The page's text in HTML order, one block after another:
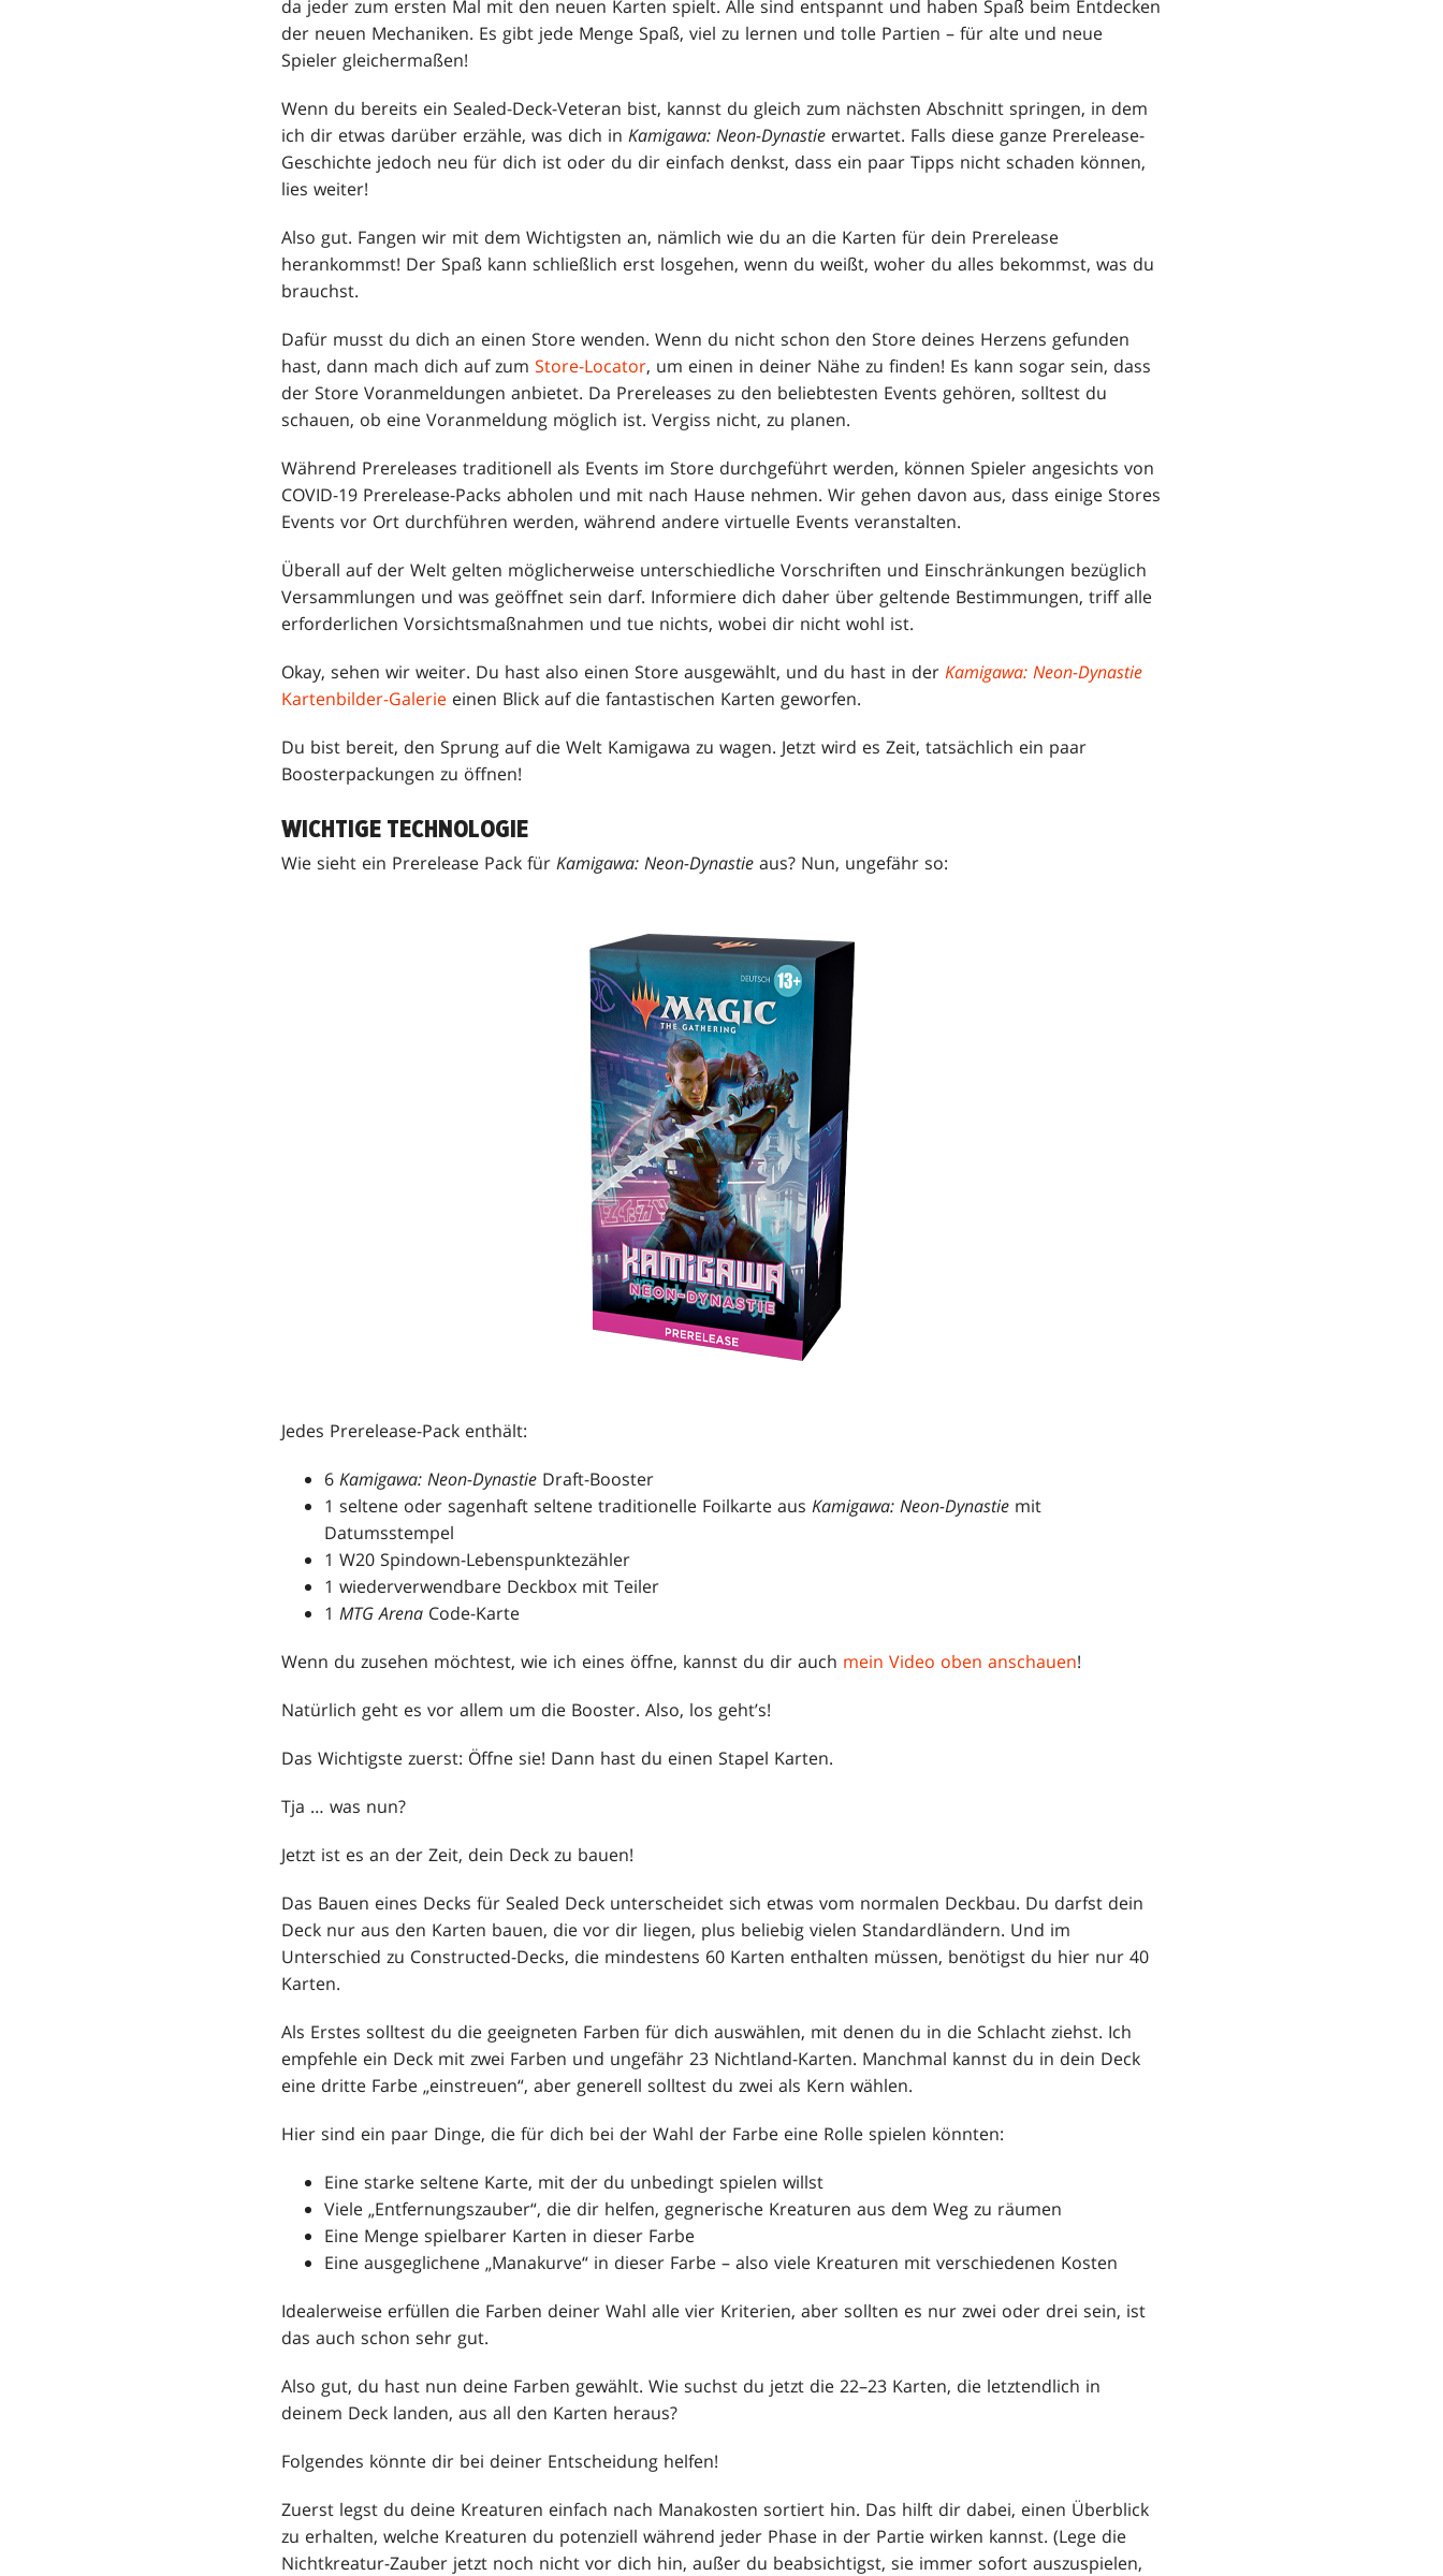
da jeder zum ersten Mal mit den neuen Karten spielt. Alle sind entspannt und haben Spaß beim Entdecken
der neuen Mechaniken. Es gibt jede Menge Spaß, viel zu lernen und tolle Partien – für alte und neue
Spieler gleichermaßen!
Wenn du bereits ein Sealed-Deck-Veteran bist, kannst du gleich zum nächsten Abschnitt springen, in dem
ich dir etwas darüber erzähle, was dich in Kamigawa: Neon-Dynastie erwartet. Falls diese ganze Prerelease-
Geschichte jedoch neu für dich ist oder du dir einfach denkst, dass ein paar Tipps nicht schaden können,
lies weiter!
Also gut. Fangen wir mit dem Wichtigsten an, nämlich wie du an die Karten für dein Prerelease
herankommst! Der Spaß kann schließlich erst losgehen, wenn du weißt, woher du alles bekommst, was du
brauchst.
Dafür musst du dich an einen Store wenden. Wenn du nicht schon den Store deines Herzens gefunden
hast, dann mach dich auf zum Store-Locator, um einen in deiner Nähe zu finden! Es kann sogar sein, dass
der Store Voranmeldungen anbietet. Da Prereleases zu den beliebtesten Events gehören, solltest du
schauen, ob eine Voranmeldung möglich ist. Vergiss nicht, zu planen.
Während Prereleases traditionell als Events im Store durchgeführt werden, können Spieler angesichts von
COVID-19 Prerelease-Packs abholen und mit nach Hause nehmen. Wir gehen davon aus, dass einige Stores
Events vor Ort durchführen werden, während andere virtuelle Events veranstalten.
Überall auf der Welt gelten möglicherweise unterschiedliche Vorschriften und Einschränkungen bezüglich
Versammlungen und was geöffnet sein darf. Informiere dich daher über geltende Bestimmungen, triff alle
erforderlichen Vorsichtsmaßnahmen und tue nichts, wobei dir nicht wohl ist.
Okay, sehen wir weiter. Du hast also einen Store ausgewählt, und du hast in der Kamigawa: Neon-Dynastie
Kartenbilder-Galerie einen Blick auf die fantastischen Karten geworfen.
Du bist bereit, den Sprung auf die Welt Kamigawa zu wagen. Jetzt wird es Zeit, tatsächlich ein paar
Boosterpackungen zu öffnen!
WICHTIGE TECHNOLOGIE
Wie sieht ein Prerelease Pack für Kamigawa: Neon-Dynastie aus? Nun, ungefähr so:
Jedes Prerelease-Pack enthält:
6 Kamigawa: Neon-Dynastie Draft-Booster
1 seltene oder sagenhaft seltene traditionelle Foilkarte aus Kamigawa: Neon-Dynastie mit
Datumsstempel
1 W20 Spindown-Lebenspunktezähler
1 wiederverwendbare Deckbox mit Teiler
1 MTG Arena Code-Karte
Wenn du zusehen möchtest, wie ich eines öffne, kannst du dir auch mein Video oben anschauen!
Natürlich geht es vor allem um die Booster. Also, los geht’s!
Das Wichtigste zuerst: Öffne sie! Dann hast du einen Stapel Karten.
Tja … was nun?
Jetzt ist es an der Zeit, dein Deck zu bauen!
Das Bauen eines Decks für Sealed Deck unterscheidet sich etwas vom normalen Deckbau. Du darfst dein
Deck nur aus den Karten bauen, die vor dir liegen, plus beliebig vielen Standardländern. Und im
Unterschied zu Constructed-Decks, die mindestens 60 Karten enthalten müssen, benötigst du hier nur 40
Karten.
Als Erstes solltest du die geeigneten Farben für dich auswählen, mit denen du in die Schlacht ziehst. Ich
empfehle ein Deck mit zwei Farben und ungefähr 23 Nichtland-Karten. Manchmal kannst du in dein Deck
eine dritte Farbe „einstreuen“, aber generell solltest du zwei als Kern wählen.
Hier sind ein paar Dinge, die für dich bei der Wahl der Farbe eine Rolle spielen könnten:
Eine starke seltene Karte, mit der du unbedingt spielen willst
Viele „Entfernungszauber“, die dir helfen, gegnerische Kreaturen aus dem Weg zu räumen
Eine Menge spielbarer Karten in dieser Farbe
Eine ausgeglichene „Manakurve“ in dieser Farbe – also viele Kreaturen mit verschiedenen Kosten
Idealerweise erfüllen die Farben deiner Wahl alle vier Kriterien, aber sollten es nur zwei oder drei sein, ist
das auch schon sehr gut.
Also gut, du hast nun deine Farben gewählt. Wie suchst du jetzt die 22–23 Karten, die letztendlich in
deinem Deck landen, aus all den Karten heraus?
Folgendes könnte dir bei deiner Entscheidung helfen!
Zuerst legst du deine Kreaturen einfach nach Manakosten sortiert hin. Das hilft dir dabei, einen Überblick
zu erhalten, welche Kreaturen du potenziell während jeder Phase in der Partie wirken kannst. (Lege die
Nichtkreatur-Zauber jetzt noch nicht vor dich hin, außer du beabsichtigst, sie immer sofort auszuspielen,